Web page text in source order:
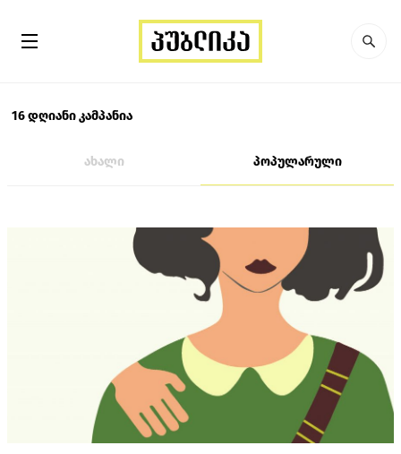
16 დღიანი კამპანია
ახალი პოპულარული